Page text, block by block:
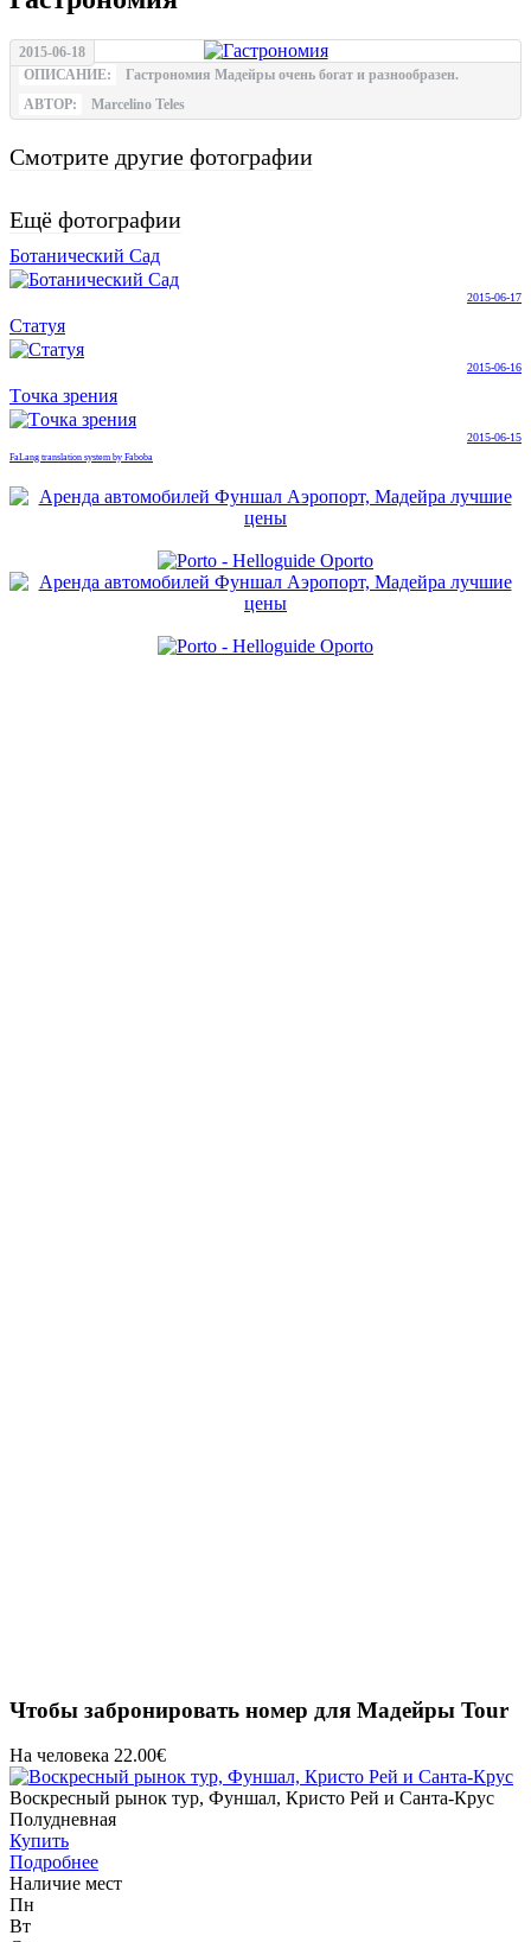
2015-06-18
ОПИСАНИЕ:
Гастрономия Мадейры очень богат и разнообразен.
АВТОР:
Marcelino Teles
Смотрите другие фотографии
Ещё фотографии
Ботанический Сад
2015-06-17
Cтатуя
2015-06-16
Tочка зрения
2015-06-15
FaLang translation system by Faboba
Чтобы забронировать номер для Мадейры Tour
На человека 22.00€
Воскресный рынок тур, Фуншал, Кристо Рей и Санта-Крус
Полудневная
Купить
Подробнее
Наличие мест
Пн
Вт